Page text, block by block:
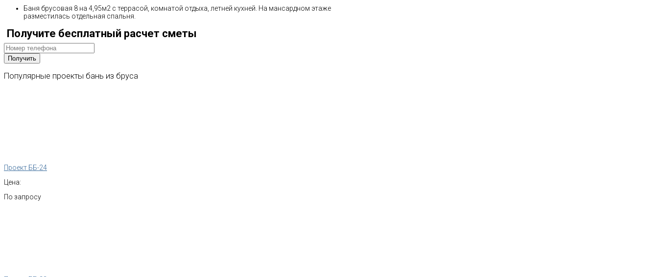
Баня брусовая 8 на 4,95м2 с террасой, комнатой отдыха, летней кухней. На мансардном этаже
разместилась отдельная спальня.
Получите бесплатный расчет сметы
Популярные проекты бань из бруса
Проект ББ-24
Цена:
По запросу